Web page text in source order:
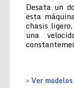
Desata un
esta
chasis
una
> Ver modelos